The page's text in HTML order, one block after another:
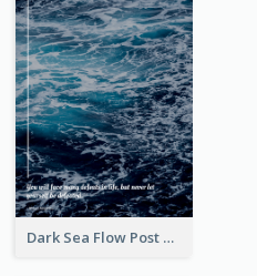
Dark Sea Flow Post Cards